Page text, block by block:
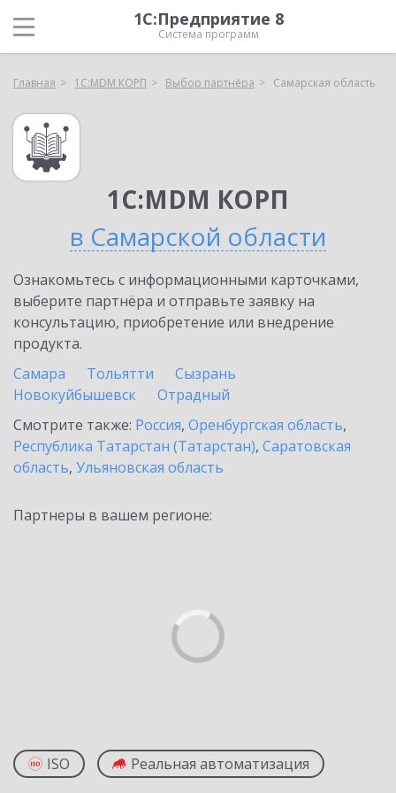
1С:Предприятие 8
Система программ
Главная 1С:MDM КОРП Выбор партнёра Самарская область
1С:MDM КОРП
в Самарской области
Ознакомьтесь с информационными карточками,
выберите партнёра и отправьте заявку на
консультацию, приобретение или внедрение
продукта.
Самара
Тольятти
Сызрань
Новокуйбышевск
Отрадный
Смотрите также: Россия, Оренбургская область,
Республика Татарстан (Татарстан), Саратовская
область, Ульяновская область
Партнеры в вашем регионе:
ISO Реальная автоматизация